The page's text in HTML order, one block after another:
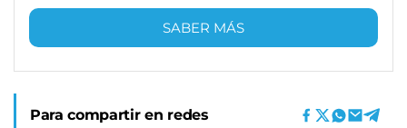
SABER MÁS
Para compartir en redes